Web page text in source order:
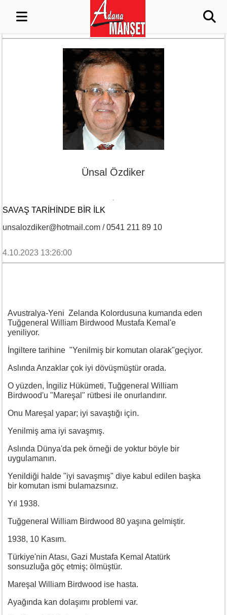
Ünsal Özdiker
SAVAŞ TARIHINDE BIR ILK
unsalozdiker@hotmail.com / 0541 211 89 10
4.10.2023 13:26:00
Avustralya-Yeni Zelanda Kolordusuna kumanda eden
Tuğgeneral William Birdwood Mustafa Kemal'e
yeniliyor.
İngiltere tarihine "Yenilmiş bir komutan olarak"geçiyor.
Aslında Anzaklar çok iyi dövüşmüştür orada.
O yüzden, İngiliz Hükümeti, Tuğgeneral William
Birdwood'u "Mareşal" rütbesi ile onurlandırır.
Onu Mareşal yapar; iyi savaştığı için.
Yenilmiş ama iyi savaşmış.
Aslında Dünya'da pek örneği de yoktur böyle bir
uygulamanın.
Yenildiği halde "iyi savaşmış" diye kabul edilen başka
bir komutan ismi bulamazsınız.
Yıl 1938.
Tuğgeneral William Birdwood 80 yaşına gelmiştir.
1938, 10 Kasım.
Türkiye'nin Atası, Gazi Mustafa Kemal Atatürk
sonsuzluğa göç etmiş; ölmüştür.
Mareşal William Birdwood ise hasta.
Ayağında kan dolaşımı problemi var.